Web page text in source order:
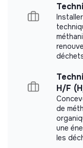
Assurer la
coordination et
Transmission
Veiller à la
méthodes
d'expérience.
Suivre et
pratiques ou
Participer à la
logisticiens sur
H/F
de
une
les